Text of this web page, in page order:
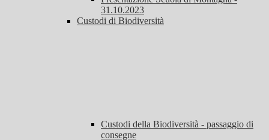
31.10.2023
Custodi di Biodiversità
Custodi della Biodiversità - passaggio di
consegne